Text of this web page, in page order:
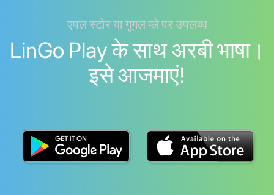
एपल स्टोर या गूगल प्ले पर उपलब्ध
LinGo Play के साथ अरबी भाषा।
इसे आजमाएं!